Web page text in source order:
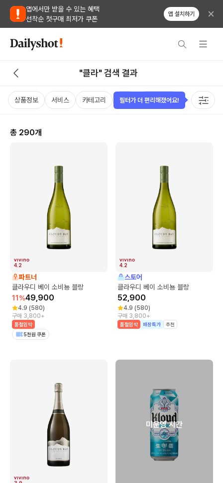
앱에서만 받을 수 있는 혜택
선착순 첫구매 최저가 쿠폰
앱 설치하기
"클라" 검색 결과
상품정보 서비스 카테고리 가격 비비노점수 국가 용량
총 290개
4.2
파트너
클라우디 베이 소비뇽 블랑
11 %49,900
4.9 (580)
구매 3,800+
품절임박
5천원 쿠폰
4.2
스토어
클라우디 베이 소비뇽 블랑
52,900
4.9 (580)
구매 3,800+
품절임박 매장특가 추천
미운영 시간
필터가 더 편리해졌어요!